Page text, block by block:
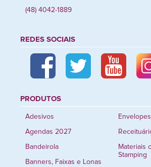
(48) 4042-1889
REDES SOCIAIS
PRODUTOS
Adesivos
Agendas 2027
Bandeirola
Banners, Faixas e Lonas
Envelopes
Materiais
Stamping